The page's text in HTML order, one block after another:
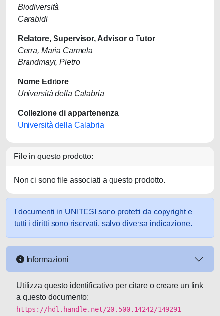
Biodiversità
Carabidi
Relatore, Supervisor, Advisor o Tutor
Cerra, Maria Carmela
Brandmayr, Pietro
Nome Editore
Università della Calabria
Collezione di appartenenza
Università della Calabria
File in questo prodotto:
Non ci sono file associati a questo prodotto.
I documenti in UNITESI sono protetti da copyright e
tutti i diritti sono riservati, salvo diversa indicazione.
Informazioni
Utilizza questo identificativo per citare o creare un link
a questo documento:
https://hdl.handle.net/20.500.14242/149291